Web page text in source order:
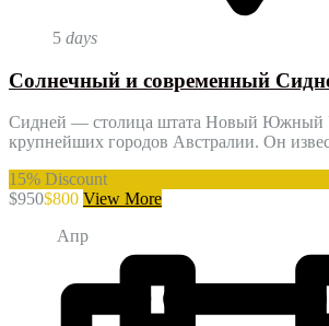
5 days
Cолнечный и современный
Сидней — столица штата Новый Южный
крупнейших городов Австралии. Он
15% Discount
$950$800 View More
Апр